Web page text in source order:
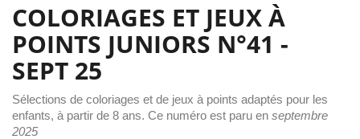
COLORIAGES ET JEUX À
POINTS JUNIORS N°41 -
SEPT 25
Sélections de coloriages et de jeux à points adaptés pour les
enfants, à partir de 8 ans. Ce numéro est paru en septembre
2025